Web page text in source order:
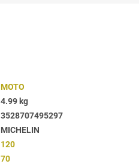
MOTO
4.99 kg
3528707495297
MICHELIN
120
70